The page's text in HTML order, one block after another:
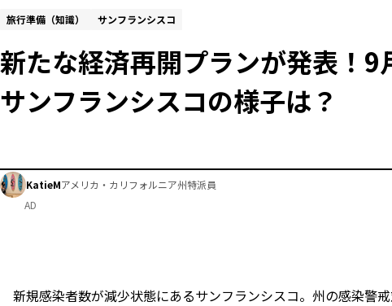
旅行準備（知識） サンフランシスコ
新たな経済再開プランが発表！9
サンフランシスコの様子は？
KatieMアメリカ・カリフォルニア州特派員
AD
新規感染者数が減少状態にあるサンフランシスコ。州の感染警